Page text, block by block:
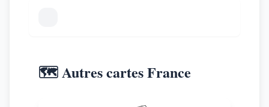
🗺️ Autres cartes France